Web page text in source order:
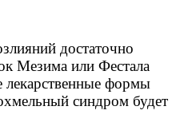
достаточно
Мезима или Фестала
лекарственные формы
синдром будет